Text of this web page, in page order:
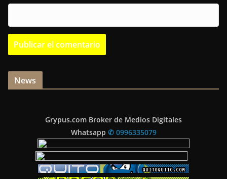
News
Grypus.com Broker de Medios Digitales
Whatsapp ✆ 0996335079